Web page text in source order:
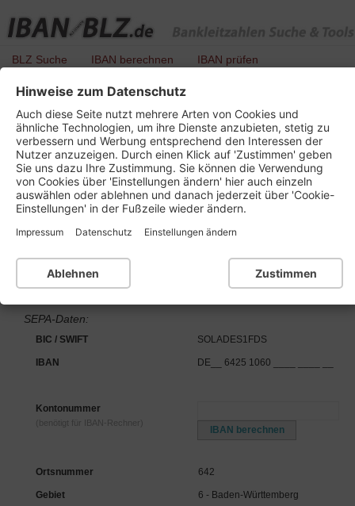
BLZ Suche IBAN berechnen IBAN prüfen
BLZ 642 510 60 - Kreissparkasse
Freudenstadt
Details zu dieser Bankleitzahl :
Kurzbezeichnung
BLZ 642 510 60
Institutsnummer für PAN
SEPA-Daten:
BIC / SWIFT SOLADES1FDS
IBAN DE__ 6425 1060 ____ ____ __
Kontonummer
(benötigt für IBAN-Rechner)
Ortsnummer 642
Gebiet 6 - Baden-Württemberg
Hinweise zum Datenschutz
Auch diese Seite nutzt mehrere Arten von Cookies und
ähnliche Technologien, um ihre Dienste anzubieten, stetig zu
verbessern und Werbung entsprechend den Interessen der
Nutzer anzuzeigen. Durch einen Klick auf 'Zustimmen' geben
Sie uns dazu Ihre Zustimmung. Sie können die Verwendung
von Cookies über 'Einstellungen ändern' hier auch einzeln
auswählen oder ablehnen und danach jederzeit über 'Cookie-
Einstellungen' in der Fußzeile wieder ändern.
Impressum Datenschutz Einstellungen ändern
Ablehnen Zustimmen